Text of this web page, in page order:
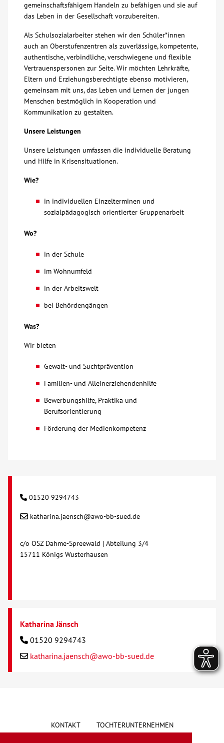
Ausbildung
Glossar
Kontakt
gemeinschaftsfähigem Handeln zu befähigen und sie auf
das Leben in der Gesellschaft vorzubereiten.
Als Schulsozialarbeiter stehen wir den Schüler*innen
auch an Oberstufenzentren als zuverlässige, kompetente,
authentische, verbindliche, verschwiegene und flexible
Vertrauenspersonen zur Seite. Wir möchten Lehrkräfte,
Eltern und Erziehungsberechtigte ebenso motivieren,
gemeinsam mit uns, das Leben und Lernen der jungen
Menschen bestmöglich in Kooperation und
Kommunikation zu gestalten.
Unsere Leistungen
Unsere Leistungen umfassen die individuelle Beratung
und Hilfe in Krisensituationen.
Wie?
in individuellen Einzelterminen und
sozialpädagogisch orientierter Gruppenarbeit
Wo?
in der Schule
im Wohnumfeld
in der Arbeitswelt
bei Behördengängen
Was?
Wir bieten
Gewalt- und Suchtprävention
Familien- und Alleinerziehendenhilfe
Bewerbungshilfe, Praktika und
Berufsorientierung
Förderung der Medienkompetenz
01520 9294743
katharina.jaensch@awo-bb-sued.de
c/o OSZ Dahme-Spreewald | Abteilung 3/4
15711 Königs Wusterhausen
Katharina Jänsch
01520 9294743
katharina.jaensch@awo-bb-sued.de
KONTAKT TOCHTERUNTERNEHMEN